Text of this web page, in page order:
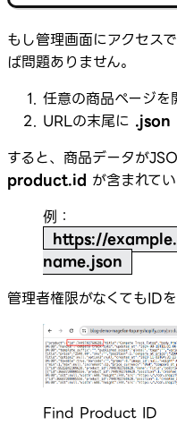
もし管理画面にアクセス
ば問題ありません。
任意の商品ページを
URLの末尾に .json
すると、商品データが
product.id が含まれてい
例：
https://
name.json
管理者権限がなくてもID
Find Product ID